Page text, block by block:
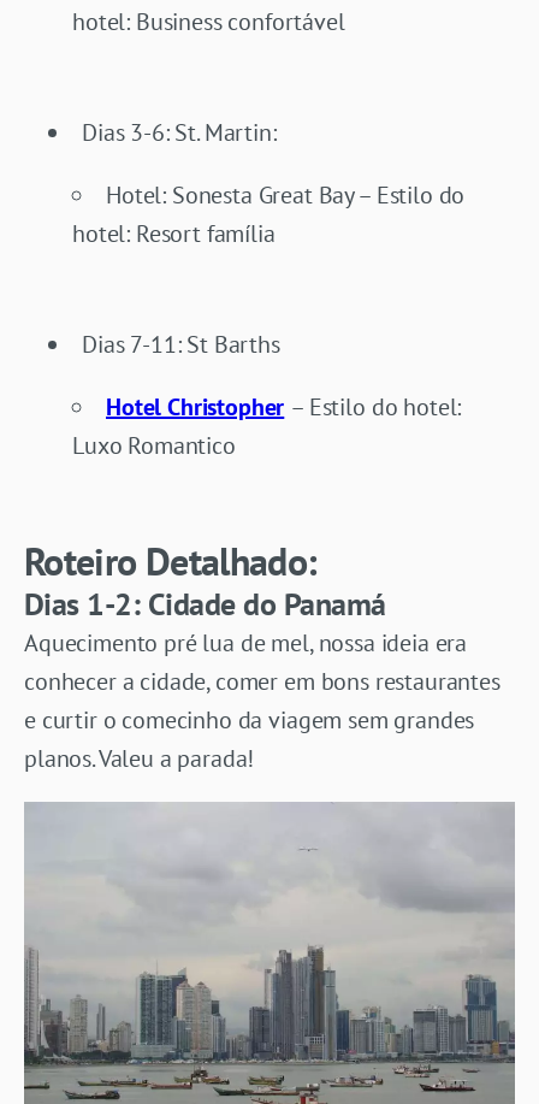
hotel: Business confortável
Dias 3-6: St. Martin:
Hotel: Sonesta Great Bay – Estilo do
hotel: Resort família
Dias 7-11: St Barths
Hotel Christopher – Estilo do hotel:
Luxo Romantico
Roteiro Detalhado:
Dias 1-2: Cidade do Panamá
Aquecimento pré lua de mel, nossa ideia era
conhecer a cidade, comer em bons restaurantes
e curtir o comecinho da viagem sem grandes
planos. Valeu a parada!